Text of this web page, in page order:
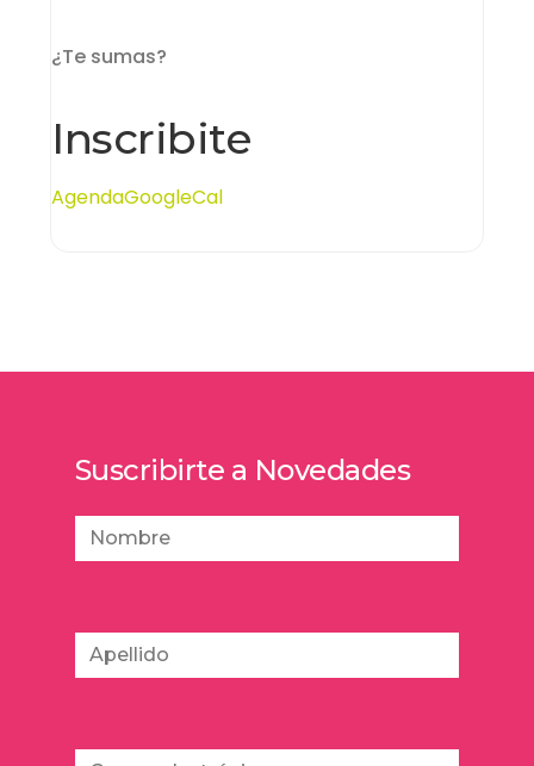
¿Te sumas?
Inscribite
AgendaGoogleCal
Suscribirte a Novedades